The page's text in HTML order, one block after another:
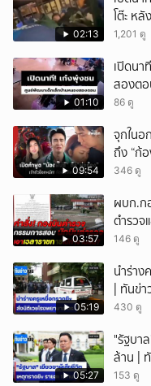
02:13
โต๊ะ หลั
เทพศิริ
1,201 ดู
01:10
เปิดน
สองต
86 ดู
09:54
จุกใน
ถึง “ก้
ลูก!
346 ดู
03:57
ผบก.ก
ตำรวจ
ทำหน้าที่
146 ดู
05:19
นำร่าง
| ทันข่
430 ดู
05:27
"รัฐบา
ล้าน |
153 ดู